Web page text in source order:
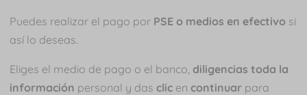
Puedes realizar el pago por PSE o medios en efectivo si
así lo deseas.
Eliges el medio de pago o el banco, diligencias toda la
información personal y das clic en continuar para